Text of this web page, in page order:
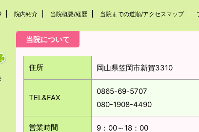
院内紹介 当院概要/経歴 当院までの道順/アクセスマップ
当院について
住所 岡山県笠岡市新賀3310
TEL&FAX
0865-69-5707
080-1908-4490
営業時間 9：00～18：00